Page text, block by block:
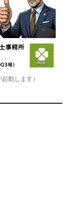
動します）